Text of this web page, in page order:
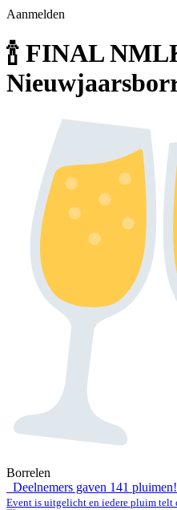
Aanmelden
🍾 FINAL
Borrelen
Deelnemers gaven 141 pluimen!
Event is uitgelicht en iedere pluim telt